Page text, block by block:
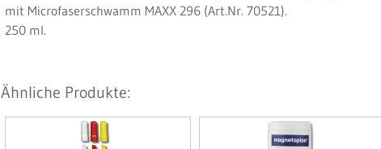
mit Microfaserschwamm MAXX 296 (Art.Nr. 70521).
250 ml.
Ähnliche Produkte: